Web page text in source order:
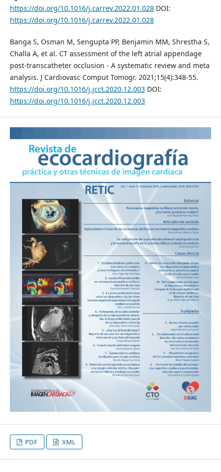
https://doi.org/10.1016/j.carrev.2022.01.028DOI:
https://doi.org/10.1016/j.carrev.2022.01.028
Banga S, Osman M, Sengupta PP, Benjamin MM, Shrestha S,
Challa A, et al. CT assessment of the left atrial appendage
post-transcatheter occlusion - A systematic review and meta
analysis. J Cardiovasc Comput Tomogr. 2021;15(4):348-55.
https://doi.org/10.1016/j.jcct.2020.12.003DOI:
https://doi.org/10.1016/j.jcct.2020.12.003
PDF XML